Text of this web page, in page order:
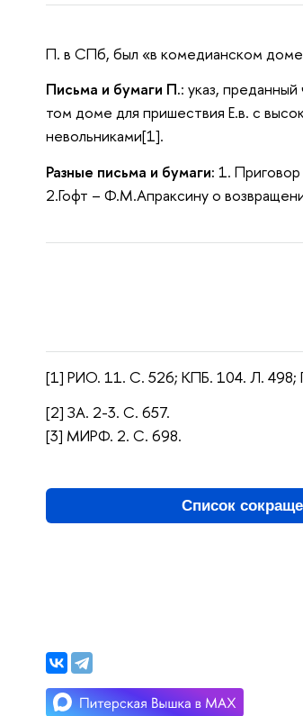
П. в СПб, был «в комедианском
Письма и бумаги П.: указ,
том доме для пришествия Е.в. с
невольниками[1].
Разные письма и бумаги: 1. Приговор
2.Гофт – Ф.М.Апраксину о
[1] РИО. 11. С. 526; КПБ. 104. Л. 498;
[2] ЗА. 2-3. С. 657.
[3] МИРФ. 2. С. 698.
Список